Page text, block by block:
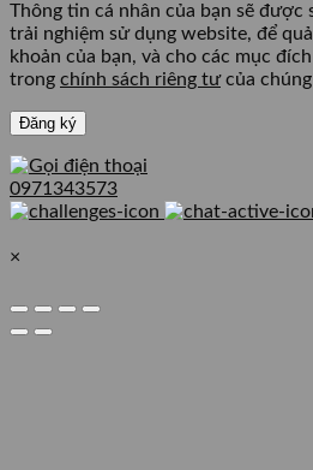
Thông tin cá nhân của bạn sẽ được
trải nghiệm sử dụng website, để
khoản của bạn, và cho các mục
trong chính sách riêng tưcủa
Đăng ký
0971343573
×